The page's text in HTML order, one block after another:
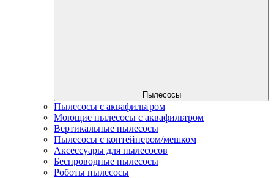
Пылесосы
Пылесосы с аквафильтром
Моющие пылесосы с аквафильтром
Вертикальные пылесосы
Пылесосы с контейнером/мешком
Аксессуары для пылесосов
Беспроводные пылесосы
Роботы пылесосы